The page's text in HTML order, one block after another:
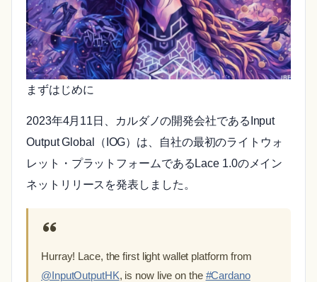
まずはじめに
2023年4月11日、カルダノの開発会社であるInput
Output Global（IOG）は、自社の最初のライトウォ
レット・プラットフォームであるLace 1.0のメイン
ネットリリースを発表しました。
Hurray! Lace, the first light wallet platform from
@InputOutputHK, is now live on the #Cardano